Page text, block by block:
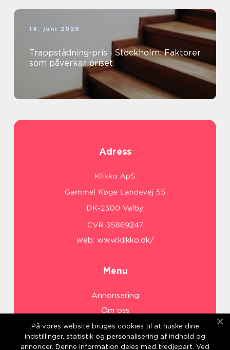
18. juni 2026
Trappstädning-pris i Stockholm: Faktorer
som påverkar priset
Adress
web: www.klikko.dk/
Menu
Annonsering
Om oss
Cookies
Kontakta oss
På vores website bruges cookies til at huske dine
indstillinger, statistik og personalisering af indhold og
annoncer. Denne information deles med tredjepart. Ved